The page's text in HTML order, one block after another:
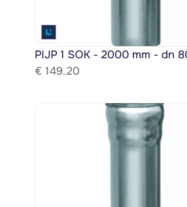
PIJP 1 SOK - 2000 mm - dn
€ 149.20